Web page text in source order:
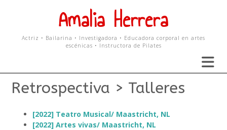
Amalia Herrera
Actriz • Bailarina • Investigadora • Educadora corporal en artes
escénicas • Instructora de Pilates
Retrospectiva > Talleres
[2022] Teatro Musical/ Maastricht, NL
[2022] Artes vivas/ Maastricht, NL